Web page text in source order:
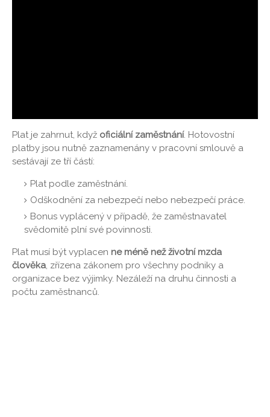
Plat je zahrnut, když oficiální zaměstnání. Hotovostní
platby jsou nutně zaznamenány v pracovní smlouvě a
sestávají ze tří částí:
Plat podle zaměstnání.
Odškodnění za nebezpečí nebo nebezpečí práce.
Bonus vyplácený v případě, že zaměstnavatel
svědomitě plní své povinnosti.
Plat musí být vyplacen ne méně než životní mzda
člověka , zřízena zákonem pro všechny podniky a
organizace bez výjimky. Nezáleží na druhu činnosti a
počtu zaměstnanců.